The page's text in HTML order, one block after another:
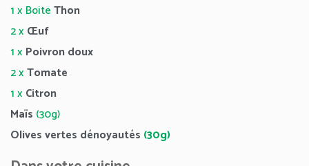
1 x BoiteThon
2 xŒuf
1 xPoivron doux
2 xTomate
1 xCitron
Maïs (30g)
Olives vertes dénoyautés (30g)